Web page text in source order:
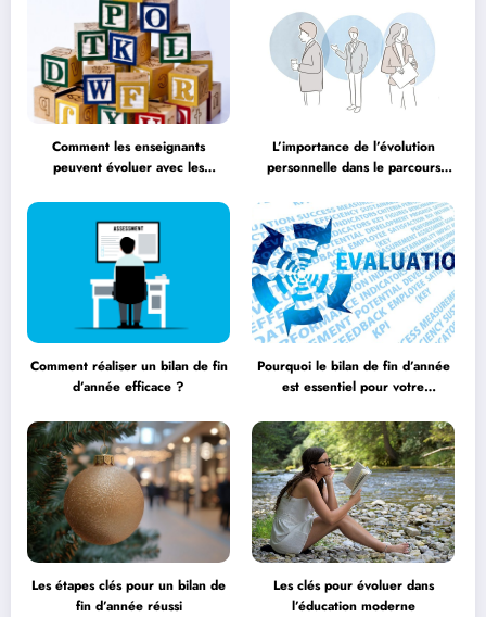
Comment les enseignants
peuvent évoluer avec les
L’importance de l’évolution
personnelle dans le parcours
Comment réaliser un bilan de fin
d’année efficace ?
Pourquoi le bilan de fin d’année
est essentiel pour votre
Les étapes clés pour un bilan de
fin d’année réussi
Les clés pour évoluer dans
l’éducation moderne